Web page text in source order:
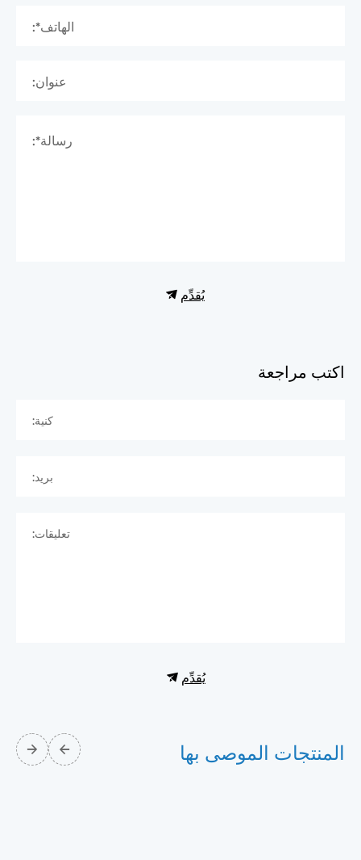
الهاتف*:
عنوان:
رسالة*:
يُقدِّم
اكتب مراجعة
كنية:
بريد:
تعليقات:
يُقدِّم
المنتجات الموصى بها